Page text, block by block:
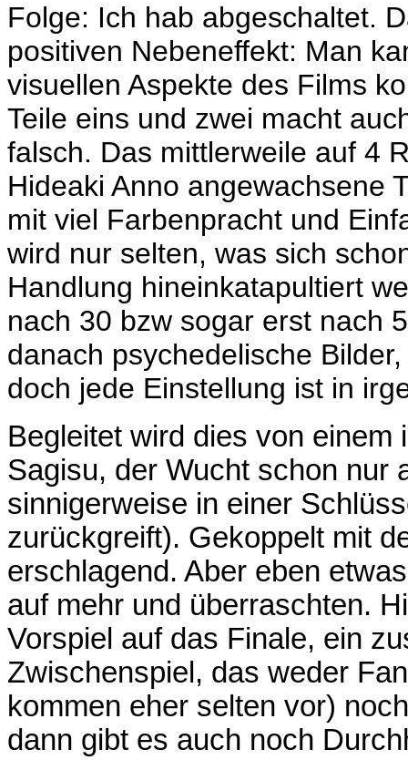
Folge: Ich hab abgeschaltet.
positiven Nebeneffekt: Man
visuellen Aspekte des Films
Teile eins und zwei macht
falsch. Das mittlerweile auf 4
Hideaki Anno angewachsene
mit viel Farbenpracht und
wird nur selten, was sich
Handlung hineinkatapultiert
nach 30 bzw sogar erst nach
danach psychedelische
doch jede Einstellung ist in
Begleitet wird dies von
Sagisu, der Wucht schon nur
sinnigerweise in einer
zurückgreift). Gekoppelt mit
erschlagend. Aber eben
auf mehr und überraschten.
Vorspiel auf das Finale, ein
Zwischenspiel, das weder
kommen eher selten vor)
dann gibt es auch noch